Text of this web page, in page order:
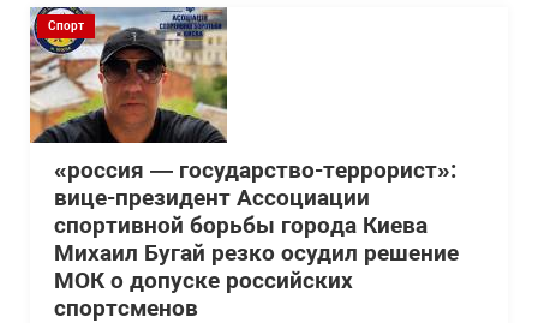
Спорт
«россия — государство-террорист»:
вице-президент Ассоциации
спортивной борьбы города Киева
Михаил Бугай резко осудил решение
МОК о допуске российских
спортсменов